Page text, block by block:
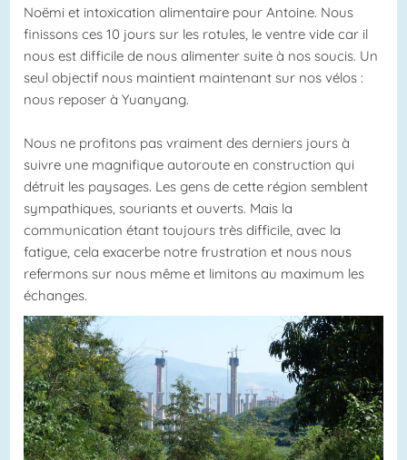
Noëmi et intoxication alimentaire pour Antoine. Nous
finissons ces 10 jours sur les rotules, le ventre vide car il
nous est difficile de nous alimenter suite à nos soucis. Un
seul objectif nous maintient maintenant sur nos vélos :
nous reposer à Yuanyang.
Nous ne profitons pas vraiment des derniers jours à
suivre une magnifique autoroute en construction qui
détruit les paysages. Les gens de cette région semblent
sympathiques, souriants et ouverts. Mais la
communication étant toujours très difficile, avec la
fatigue, cela exacerbe notre frustration et nous nous
refermons sur nous même et limitons au maximum les
échanges.